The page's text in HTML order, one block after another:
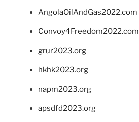
AngolaOilAndGas2022.com
Convoy4Freedom2022.com
grur2023.org
hkhk2023.org
napm2023.org
apsdfd2023.org